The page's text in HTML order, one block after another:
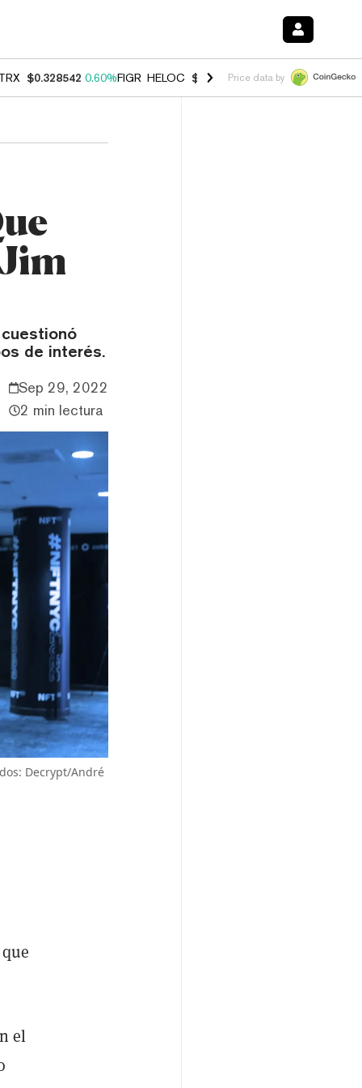
TRX $0.328542 0.60%FIGR_HELOC $1.007 -2.70%HYPE $54.57 -
Price data by
de interés.
Sep 29, 2022
2 min lectura
Decrypt/André
el